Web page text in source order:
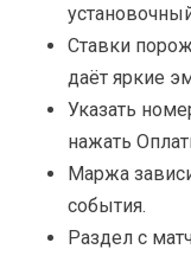
Ставки
даёт яркие
Указать
нажать
Маржа
события.
Раздел с